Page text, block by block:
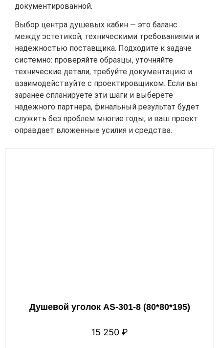
документированной.
Выбор центра душевых кабин — это баланс
между эстетикой, техническими требованиями и
надежностью поставщика. Подходите к задаче
системно: проверяйте образцы, уточняйте
технические детали, требуйте документацию и
взаимодействуйте с проектировщиком. Если вы
заранее спланируете эти шаги и выберете
надежного партнера, финальный результат будет
служить без проблем многие годы, и ваш проект
оправдает вложенные усилия и средства.
Душевой уголок AS-301-8 (80*80*195)
15 250 ₽